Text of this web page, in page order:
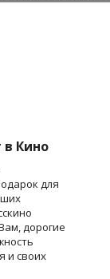
Кино
для
дорогие
и своих